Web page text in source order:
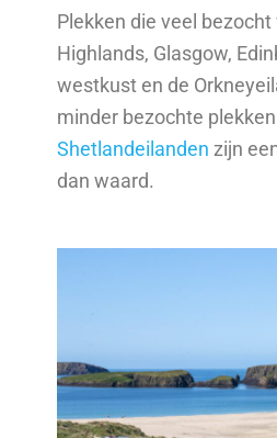
Plekken die veel
Highlands, Glasgow,
westkust en de
minder bezochte
Shetlandeilanden zijn
dan waard.